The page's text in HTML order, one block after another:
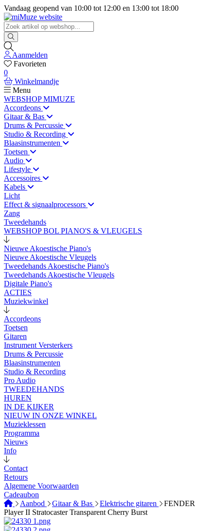
Vandaag geopend van 10:00 tot 12:00 en 13:00 tot 18:00
Aanmelden
Favorieten
0
Winkelmandje
Menu
WEBSHOP MIMUZE
Accordeons
Gitaar & Bas
Drums & Percussie
Studio & Recording
Blaasinstrumenten
Toetsen
Audio
Lifestyle
Accessoires
Kabels
Licht
Effect & signaalprocessors
Zang
Tweedehands
WEBSHOP BOL PIANO'S & VLEUGELS
Nieuwe Akoestische Piano's
Nieuwe Akoestische Vleugels
Tweedehands Akoestische Piano's
Tweedehands Akoestische Vleugels
Digitale Piano's
ACTIES
Muziekwinkel
Accordeons
Toetsen
Gitaren
Instrument Versterkers
Drums & Percussie
Blaasinstrumenten
Studio & Recording
Pro Audio
TWEEDEHANDS
HUREN
IN DE KIJKER
NIEUW IN ONZE WINKEL
Muzieklessen
Programma
Nieuws
Info
Contact
Retours
Algemene Voorwaarden
Cadeaubon
Aanbod
Gitaar & Bas Elektrische gitaren
FENDER
Player II Stratocaster Transparent Cherry Burst